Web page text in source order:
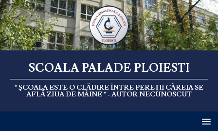
SCOALA PALADE PLOIESTI
" ŞCOALA ESTE O CLĂDIRE ÎNTRE PEREȚII CĂREIA SE
AFLĂ ZIUA DE MÂINE " - AUTOR NECUNOSCUT